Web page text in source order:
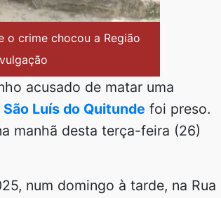
o crime chocou a Região
acusado de matar uma
Luís do Quitunde foi preso.
manhã desta terça-feira (26)
num domingo à tarde, na Rua